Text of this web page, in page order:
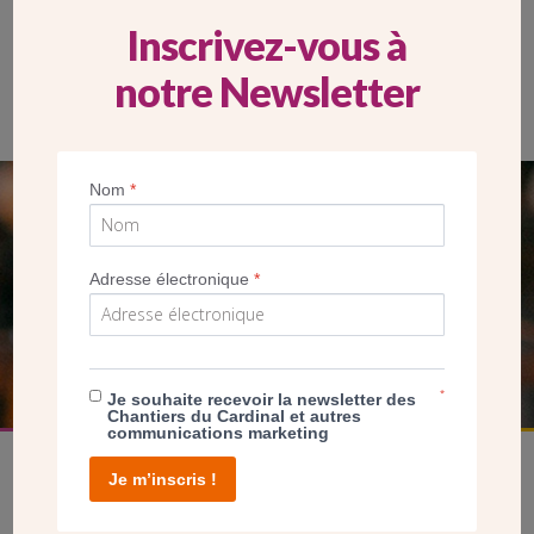
SEUL VOTRE DON
Inscrivez-vous à
notre Newsletter
Nom*
Adresse électronique*
Je souhaite recevoir la newsletter des
Chantiers du Cardinal et autres
communications marketing
*
Je m’inscris !